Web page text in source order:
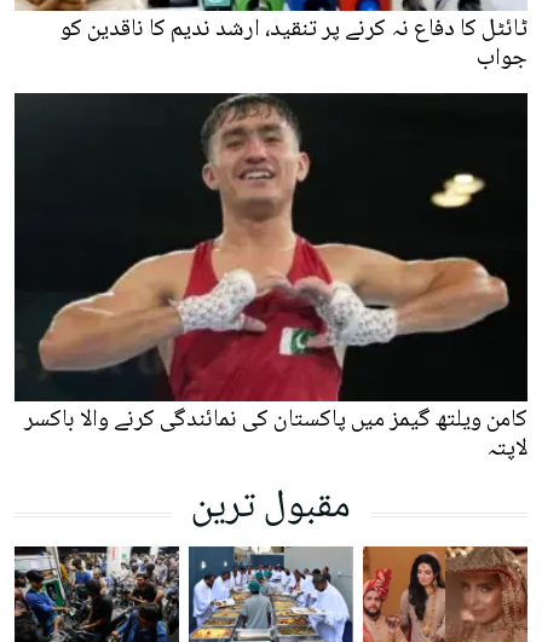
ٹائٹل کا دفاع نہ کرنے پر تنقید، ارشد ندیم کا ناقدین کو
جواب
کامن ویلتھ گیمز میں پاکستان کی نمائندگی کرنے والا باکسر
لاپتہ
مقبول ترین